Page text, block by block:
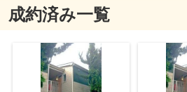
成約済み一覧